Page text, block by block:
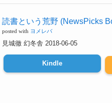
読書という荒野 (NewsPicks
posted with ヨメレバ
見城徹 幻冬舎 2018-06-05
Kindle